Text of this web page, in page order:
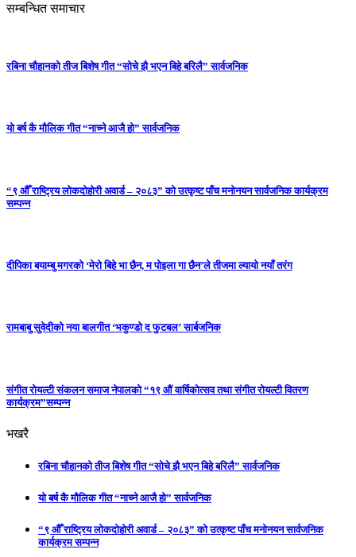
सम्बन्धित समाचार
रबिना चौहानको तीज बिशेष गीत “सोचे झै भएन बिहे बरिलै” सार्वजनिक
यो बर्ष कै मौलिक गीत “नाच्ने आजै हो” सार्वजनिक
“९ औँ राष्ट्रिय लोकदोहोरी अवार्ड – २०८३” को उत्कृष्ट पाँच मनोनयन सार्वजनिक कार्यक्रम
सम्पन्न
दीपिका बयाम्बु मगरको ‘मेरो बिहे भा छैन, म पोइला गा छैन’ले तीजमा ल्यायो नयाँ तरंग
रामबाबु सुवेदीको नया बालगीत ‘भकुण्डो द फुटबल’ सार्बजनिक
संगीत रोयल्टी संकलन समाज नेपालको “१९ औं वार्षिकोत्सव तथा संगीत रोयल्टी वितरण
कार्यक्रम”सम्पन्न
भखरै
रबिना चौहानको तीज बिशेष गीत “सोचे झै भएन बिहे बरिलै” सार्वजनिक
यो बर्ष कै मौलिक गीत “नाच्ने आजै हो” सार्वजनिक
“९ औँ राष्ट्रिय लोकदोहोरी अवार्ड – २०८३” को उत्कृष्ट पाँच मनोनयन सार्वजनिक
कार्यक्रम सम्पन्न